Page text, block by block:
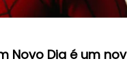
Novo Dia é um